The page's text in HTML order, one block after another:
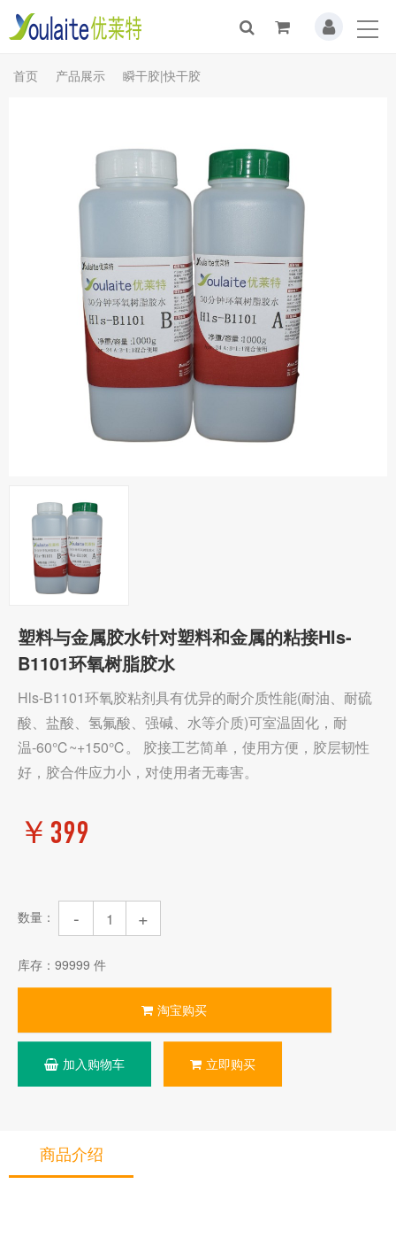
首页 产品展示 瞬干胶|快干胶
塑料与金属胶水针对塑料和金属的粘接Hls-
B1101环氧树脂胶水
Hls-B1101环氧胶粘剂具有优异的耐介质性能(耐油、耐硫
酸、盐酸、氢氟酸、强碱、水等介质)可室温固化，耐
温-60℃~+150℃。 胶接工艺简单，使用方便，胶层韧性
好，胶合件应力小，对使用者无毒害。
￥399
数量： - +
库存： 99999 件
淘宝购买
加入购物车 立即购买
商品介绍